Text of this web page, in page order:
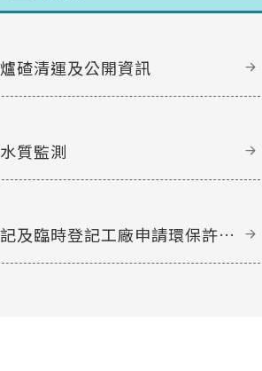
碴清運及公開資訊
質監測
及臨時登記工廠申請環保許可